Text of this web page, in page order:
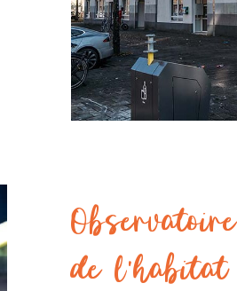
Observatoire
de l'habitat